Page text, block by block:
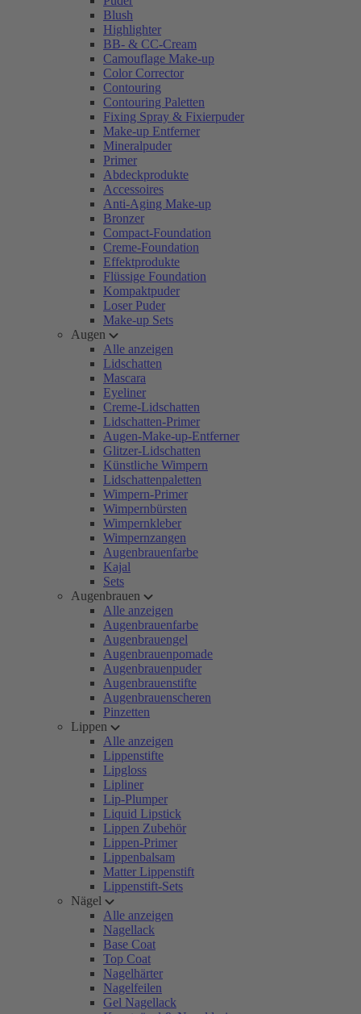
Blush
Highlighter
BB- & CC-Cream
Camouflage Make-up
Color Corrector
Contouring
Contouring Paletten
Fixing Spray & Fixierpuder
Make-up Entferner
Mineralpuder
Primer
Abdeckprodukte
Accessoires
Anti-Aging Make-up
Bronzer
Compact-Foundation
Creme-Foundation
Effektprodukte
Flüssige Foundation
Kompaktpuder
Loser Puder
Make-up Sets
Augen
Alle anzeigen
Lidschatten
Mascara
Eyeliner
Creme-Lidschatten
Lidschatten-Primer
Augen-Make-up-Entferner
Glitzer-Lidschatten
Künstliche Wimpern
Lidschattenpaletten
Wimpern-Primer
Wimpernbürsten
Wimpernkleber
Wimpernzangen
Augenbrauenfarbe
Kajal
Sets
Augenbrauen
Alle anzeigen
Augenbrauenfarbe
Augenbrauengel
Augenbrauenpomade
Augenbrauenpuder
Augenbrauenstifte
Augenbrauenscheren
Pinzetten
Lippen
Alle anzeigen
Lippenstifte
Lipgloss
Lipliner
Lip-Plumper
Liquid Lipstick
Lippen Zubehör
Lippen-Primer
Lippenbalsam
Matter Lippenstift
Lippenstift-Sets
Nägel
Alle anzeigen
Nagellack
Base Coat
Top Coat
Nagelhärter
Nagelfeilen
Gel Nagellack